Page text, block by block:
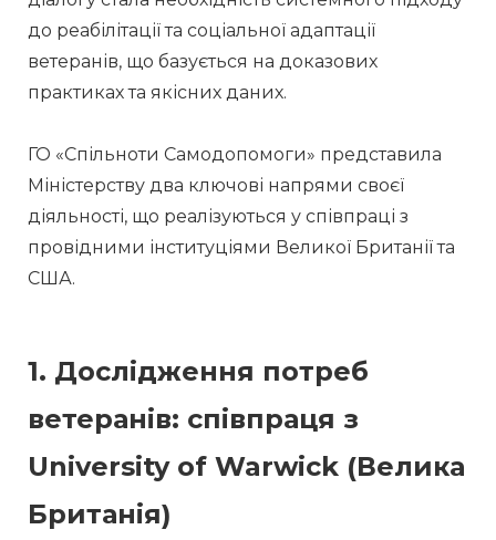
до реабілітації та соціальної адаптації
ветеранів, що базується на доказових
практиках та якісних даних.
ГО «Спільноти Самодопомоги» представила
Міністерству два ключові напрями своєї
діяльності, що реалізуються у співпраці з
провідними інституціями Великої Британії та
США.
1. Дослідження потреб
ветеранів: співпраця з
University of Warwick (Велика
Британія)